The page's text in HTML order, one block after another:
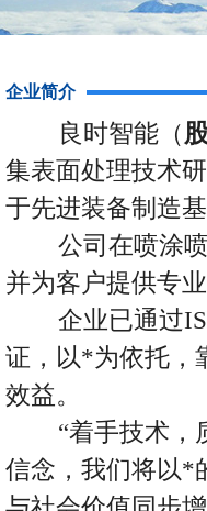
企业简介
良时智能（
集表面处理技术
于先进装备制造
公司在喷涂喷
并为客户提供专
企业已通过
证，以*为依托，
效益。
“着手技术，质
信念，我们将以*